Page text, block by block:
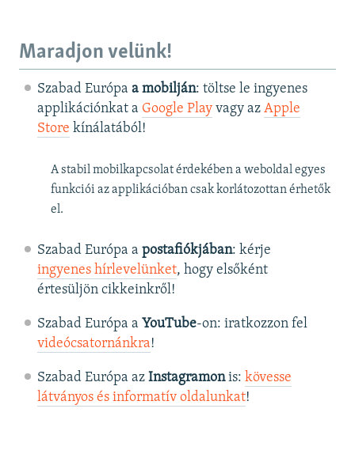
Maradjon velünk!
Szabad Európa a mobilján: töltse le ingyenes
applikációnkat a Google Playvagy az Apple
Store kínálatából!
A stabil mobilkapcsolat érdekében a weboldal egyes
funkciói az applikációban csak korlátozottan érhetők
el.
Szabad Európa a postafiókjában: kérje
ingyenes hírlevelünket, hogy elsőként
értesüljön cikkeinkről!
Szabad Európa a YouTube-on: iratkozzon fel
videócsatornánkra!
Szabad Európa az Instagramonis: kövesse
látványos és informatív oldalunkat! ​